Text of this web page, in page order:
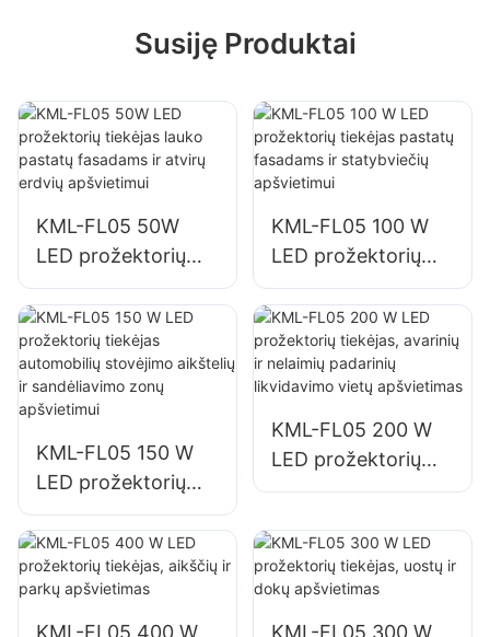
Susiję Produktai
KML-FL05 50W
LED prožektorių
tiekėjas lauko
pastatų fasadams ir
atvirų erdvių
apšvietimui
KML-FL05 100 W
LED prožektorių
tiekėjas pastatų
fasadams ir
statybviečių
apšvietimui
KML-FL05 150 W
LED prožektorių
tiekėjas automobilių
stovėjimo aikštelių
ir sandėliavimo
zonų apšvietimui
KML-FL05 200 W
LED prožektorių
tiekėjas, avarinių ir
likvidavimo vietų
apšvietimas
KML-FL05 400 W KML-FL05 300 W